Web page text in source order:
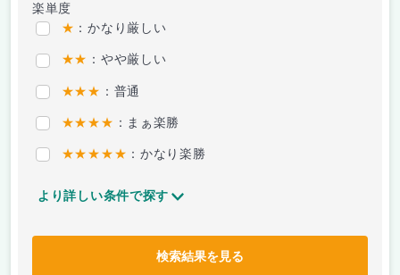
楽単度
★ ：かなり厳しい
★★ ：やや厳しい
★★★ ：普通
★★★★ ：まぁ楽勝
★★★★★ ：かなり楽勝
より詳しい条件で探す
検索結果を見る